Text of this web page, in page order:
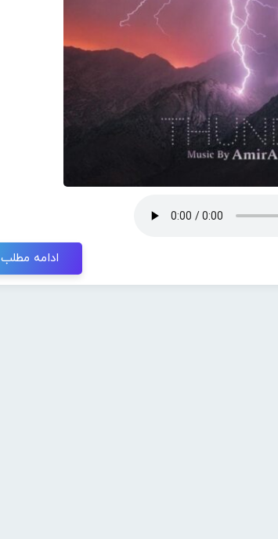
ادامه مطلب